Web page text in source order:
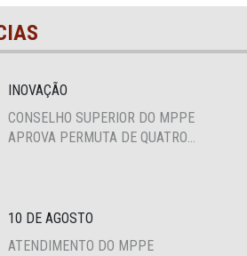
INOVAÇÃO
CONSELHO SUPERIOR DO MPPE
APROVA PERMUTA DE QUATRO
10 DE AGOSTO
ATENDIMENTO DO MPPE